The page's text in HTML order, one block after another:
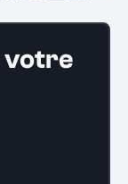
votre